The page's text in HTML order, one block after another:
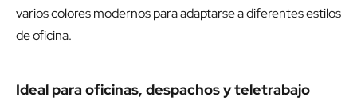
varios colores modernos para adaptarse a diferentes estilos
de oficina.
Ideal para oficinas, despachos y teletrabajo